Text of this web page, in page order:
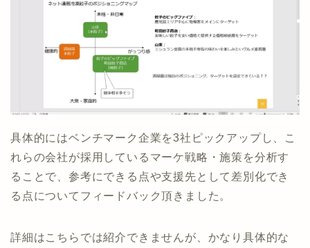
具体的にはベンチマーク企業を3社ピックアップし、こ
れらの会社が採用しているマーケ戦略・施策を分析す
ることで、参考にできる点や支援先として差別化でき
る点についてフィードバック頂きました。
詳細はこちらでは紹介できませんが、かなり具体的な